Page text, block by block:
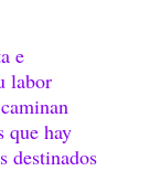
e
labor
que hay
destinados